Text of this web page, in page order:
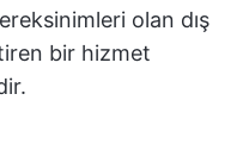
olan dış
bir hizmet